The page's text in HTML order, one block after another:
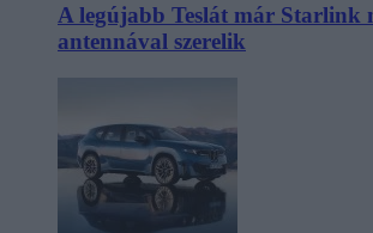
A legújabb Teslát már Starlink
antennával szerelik